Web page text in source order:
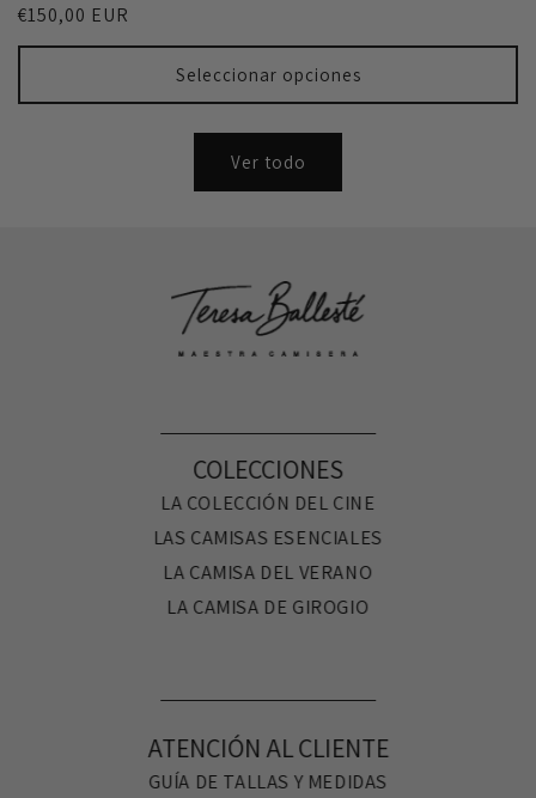
Precio
habitual
€150,00 EUR
Seleccionar opciones
Ver todo
COLECCIONES
LA COLECCIÓN DEL CINE
LAS CAMISAS ESENCIALES
LA CAMISA DEL VERANO
LA CAMISA DE GIROGIO
ATENCIÓN AL CLIENTE
GUÍA DE TALLAS Y MEDIDAS